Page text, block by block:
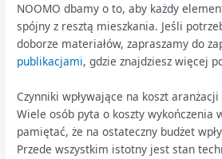
NOOMO dbamy o to, aby każdy
spójny z resztą mieszkania. Jeśli
doborze materiałów, zapraszamy do
publikacjami, gdzie znajdziesz więcej
Czynniki wpływające na koszt aranżacji
Wiele osób pyta o koszty wykończenia
pamiętać, że na ostateczny budżet
Przede wszystkim istotny jest stan